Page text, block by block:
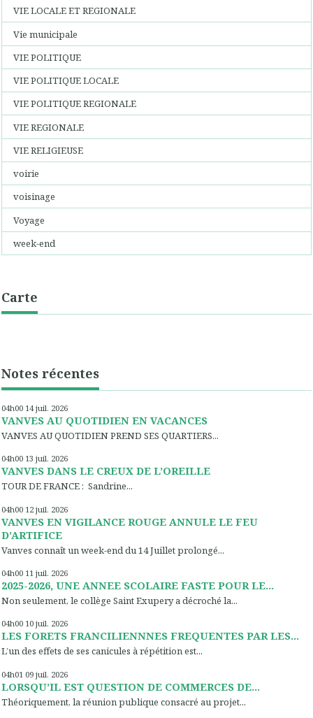
VIE LOCALE ET REGIONALE
Vie municipale
VIE POLITIQUE
VIE POLITIQUE LOCALE
VIE POLITIQUE REGIONALE
VIE REGIONALE
VIE RELIGIEUSE
voirie
voisinage
Voyage
week-end
Carte
Notes récentes
04h00 14 juil. 2026
VANVES AU QUOTIDIEN EN VACANCES
VANVES AU QUOTIDIEN PREND SES QUARTIERS...
04h00 13 juil. 2026
VANVES DANS LE CREUX DE L’OREILLE
TOUR DE FRANCE : Sandrine...
04h00 12 juil. 2026
VANVES EN VIGILANCE ROUGE ANNULE LE FEU
D’ARTIFICE
Vanves connaît un week-end du 14 Juillet prolongé...
04h00 11 juil. 2026
2025-2026, UNE ANNEE SCOLAIRE FASTE POUR LE...
Non seulement, le collège Saint Exupery a décroché la...
04h00 10 juil. 2026
LES FORETS FRANCILIENNNES FREQUENTES PAR LES...
L’un des effets de ses canicules à répétition est...
04h01 09 juil. 2026
LORSQU’IL EST QUESTION DE COMMERCES DE...
Théoriquement, la réunion publique consacré au projet...